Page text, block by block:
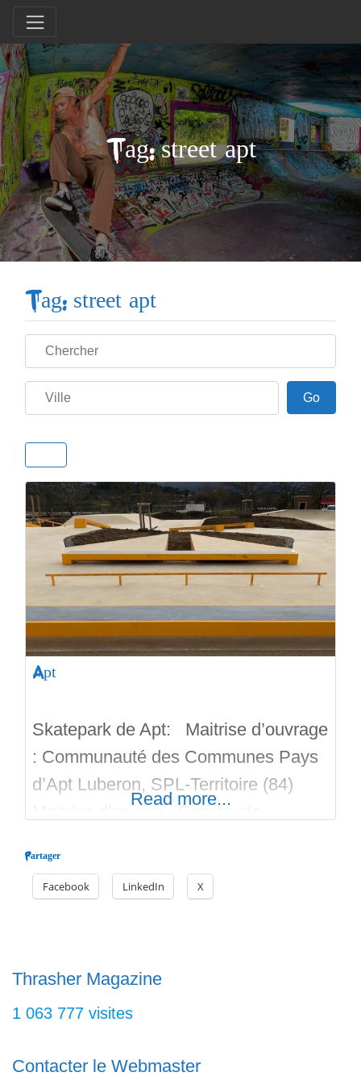
Tag: street apt
Tag: street apt
Chercher
Ville GoGo
Apt
Skatepark de Apt: Maitrise d’ouvrage
: Communauté des Communes Pays
d’Apt Luberon, SPL-Territoire (84)
Maitrise d’œuvre : Constructo
Aubagne Surface du Skatepark :
805m2 Livraison : 2020 Bon run sur
Read more...
Partager
Facebook LinkedIn X
Thrasher Magazine
1 063 777 visites
Contacter le Webmaster